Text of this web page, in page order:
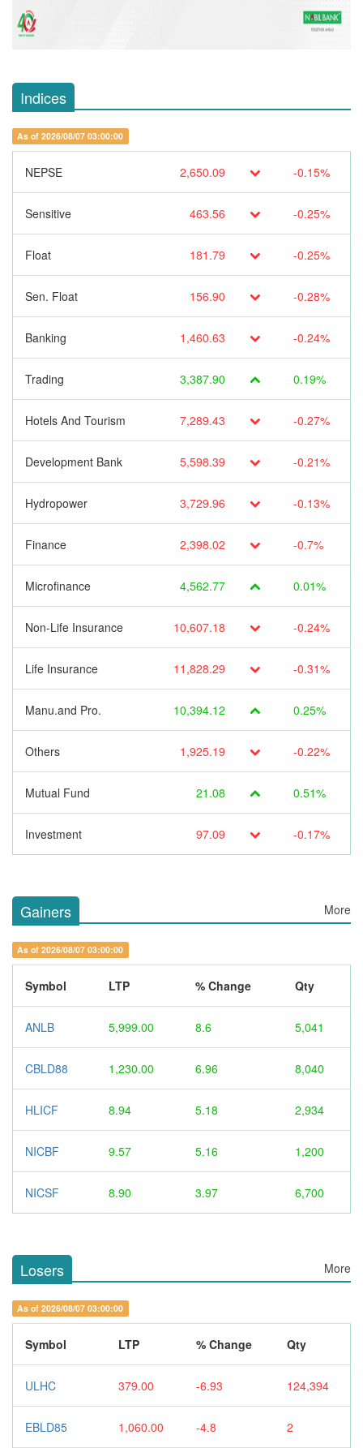
Indices
As of 2026/08/07 03:00:00
NEPSE 2,650.09 -0.15%
Sensitive 463.56 -0.25%
Float 181.79 -0.25%
Sen. Float 156.90 -0.28%
Banking 1,460.63 -0.24%
Trading 3,387.90 0.19%
Hotels And Tourism 7,289.43 -0.27%
Development Bank 5,598.39 -0.21%
Hydropower 3,729.96 -0.13%
Finance 2,398.02 -0.7%
Microfinance 4,562.77 0.01%
Non-Life Insurance 10,607.18 -0.24%
Life Insurance 11,828.29 -0.31%
Manu.and Pro. 10,394.12 0.25%
Others 1,925.19 -0.22%
Mutual Fund 21.08 0.51%
Investment 97.09 -0.17%
Gainers More
As of 2026/08/07 03:00:00
Symbol LTP % Change Qty
ANLB 5,999.00 8.6 5,041
CBLD88 1,230.00 6.96 8,040
HLICF 8.94 5.18 2,934
NICBF 9.57 5.16 1,200
NICSF 8.90 3.97 6,700
Losers More
As of 2026/08/07 03:00:00
Symbol LTP % Change Qty
ULHC 379.00 -6.93 124,394
EBLD85 1,060.00 -4.8 2